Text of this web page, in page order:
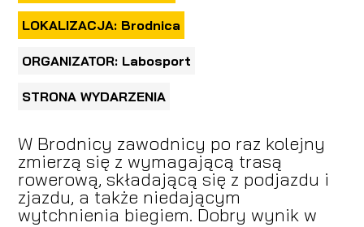
LOKALIZACJA: Brodnica
ORGANIZATOR: Labosport
STRONA WYDARZENIA
W Brodnicy zawodnicy po raz kolejny
zmierzą się z wymagającą trasą
rowerową, składającą się z podjazdu i
zjazdu, a także niedającym
wytchnienia biegiem. Dobry wynik w